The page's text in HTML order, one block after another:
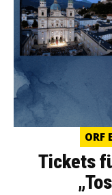
ORF
Tickets